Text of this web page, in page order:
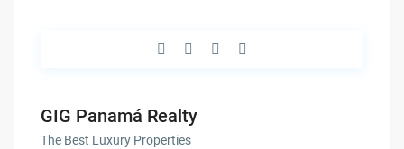
GIG Panamá Realty
The Best Luxury Properties